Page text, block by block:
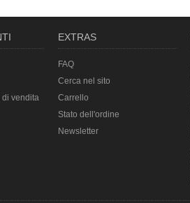
vendita
EXTRAS
FAQ
Cerca nel sito
Carrello
Stato dell'ordine
Newsletter